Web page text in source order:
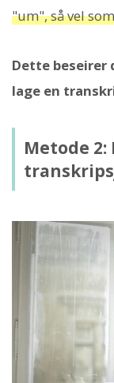
"um", så vel
Dette beseirer
lage en
Metode 2: